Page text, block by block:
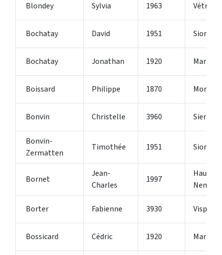
Blondey Sylvia 1963 Vétroz
Bochatay David 1951 Sion
Bochatay Jonathan 1920
Boissard Philippe 1870
Bonvin Christelle 3960 Sierre
Bonvin-
Zermatten
Timothée 1951 Sion
Bornet
Jean-
Charles
1997
Haute-
Nendaz
Borter Fabienne 3930 Visp
Bossicard Cédric 1920